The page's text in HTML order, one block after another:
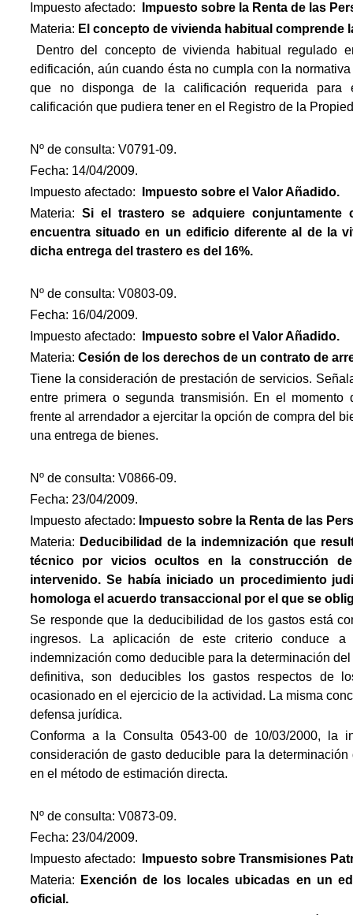
Impuesto afectado:
Impuesto sobre la Renta de las
Materia: El concepto de vivienda habitual comprende
 Dentro del concepto de vivienda habitual
edificación, aún cuando ésta no cumpla con la
que no disponga de la calificación requerida para
calificación que pudiera tener en el Registro de la
Nº de consulta: V0791-09.
Fecha: 14/04/2009.
Impuesto afectado:
Impuesto sobre el Valor Añadido.
Materia: Si el trastero se adquiere
encuentra situado en un edificio diferente al de la
dicha entrega del trastero es del 16%.
Nº de consulta: V0803-09.
Fecha: 16/04/2009.
Impuesto afectado:
Impuesto sobre el Valor Añadido.
Materia: Cesión de los derechos de un contrato de
Tiene la consideración de prestación de servicios.
entre primera o segunda transmisión. En el momento
frente al arrendador a ejercitar la opción de compra del
una entrega de bienes.
Nº de consulta: V0866-09.
Fecha: 23/04/2009.
Impuesto afectado: Impuesto sobre la Renta de las
Materia: Deducibilidad de la indemnización que
técnico por vicios ocultos en la construcción
intervenido. Se había iniciado un procedimiento
homologa el acuerdo transaccional por el que se
Se responde que la deducibilidad de los gastos está
ingresos. La aplicación de este criterio conduce
indemnización como deducible para la determinación
definitiva, son deducibles los gastos respectos de
ocasionado en el ejercicio de la actividad. La misma
defensa jurídica.
Conforma a la Consulta 0543-00 de 10/03/2000, la
consideración de gasto deducible para la
en el método de estimación directa.
Nº de consulta: V0873-09.
Fecha: 23/04/2009.
Impuesto afectado:
Impuesto sobre Transmisiones
Materia:
Exención de los locales ubicadas en un
oficial.